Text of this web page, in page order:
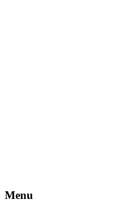
Menu